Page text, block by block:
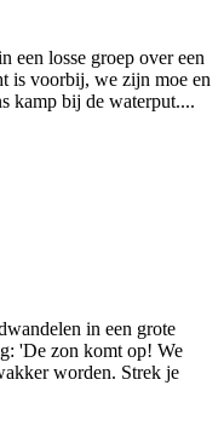
een losse groep over een
is voorbij, we zijn moe en
kamp bij de waterput....
in een grote
'De zon komt op! We
worden. Strek je